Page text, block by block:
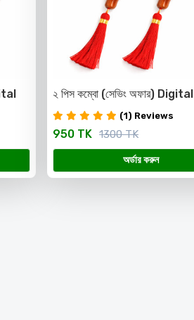
২ পিস কম্বো (সেভিং অফার) Digital
Tasbih
(1) Reviews
950 TK 1300 TK
অর্ডার করুন